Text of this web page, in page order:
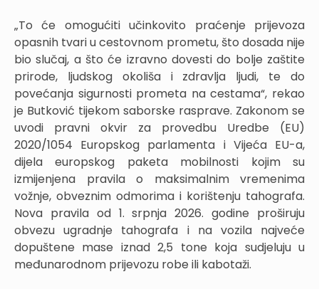
„To će omogućiti učinkovito praćenje prijevoza
opasnih tvari u cestovnom prometu, što dosada nije
bio slučaj, a što će izravno dovesti do bolje zaštite
prirode, ljudskog okoliša i zdravlja ljudi, te do
povećanja sigurnosti prometa na cestama“, rekao
je Butković tijekom saborske rasprave. Zakonom se
uvodi pravni okvir za provedbu Uredbe (EU)
2020/1054 Europskog parlamenta i Vijeća EU-a,
dijela europskog paketa mobilnosti kojim su
izmijenjena pravila o maksimalnim vremenima
vožnje, obveznim odmorima i korištenju tahografa.
Nova pravila od 1. srpnja 2026. godine proširuju
obvezu ugradnje tahografa i na vozila najveće
dopuštene mase iznad 2,5 tone koja sudjeluju u
međunarodnom prijevozu robe ili kabotaži.